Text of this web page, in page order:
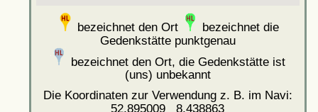
bezeichnet den Ort
bezeichnet die
Gedenkstätte punktgenau
bezeichnet den Ort, die Gedenkstätte ist
(uns) unbekannt
Die Koordinaten zur Verwendung z. B. im Navi:
52,895009 8,438863